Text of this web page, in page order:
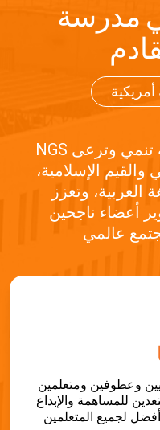
مدرسة
NGS تنمي وترعى
والقيم الإسلامية،
العربية، وتعزز
أعضاء ناجحين
وعطوفين ومتعلمين
للمساهمة والإبداع